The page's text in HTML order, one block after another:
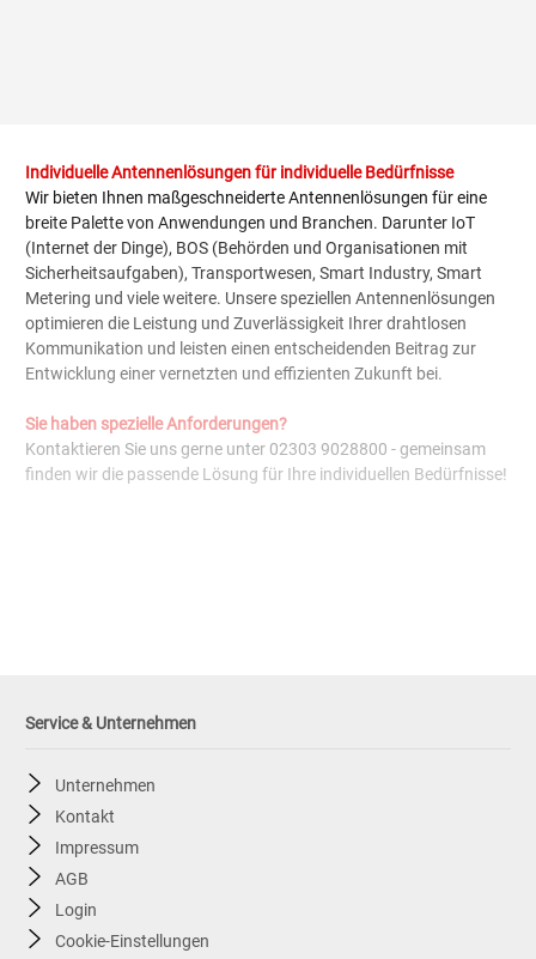
Individuelle Antennenlösungen für individuelle Bedürfnisse
Wir bieten Ihnen maßgeschneiderte Antennenlösungen für eine
breite Palette von Anwendungen und Branchen. Darunter IoT
(Internet der Dinge), BOS (Behörden und Organisationen mit
Sicherheitsaufgaben), Transportwesen, Smart Industry, Smart
Metering und viele weitere. Unsere speziellen Antennenlösungen
optimieren die Leistung und Zuverlässigkeit Ihrer drahtlosen
Kommunikation und leisten einen entscheidenden Beitrag zur
Entwicklung einer vernetzten und effizienten Zukunft bei.
Sie haben spezielle Anforderungen?
Kontaktieren Sie uns gerne unter 02303 9028800 - gemeinsam
finden wir die passende Lösung für Ihre individuellen Bedürfnisse!
Service & Unternehmen
Unternehmen
Kontakt
Impressum
AGB
Login
Cookie-Einstellungen